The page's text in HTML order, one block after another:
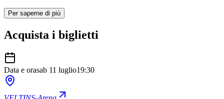
Per saperne di più
Acquista i biglietti
Data e orasab 11 luglio19:30